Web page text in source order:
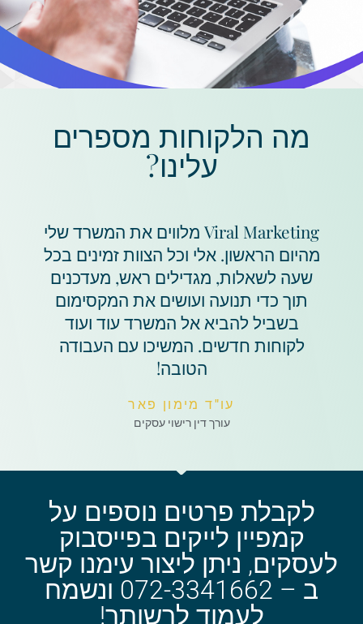
מה הלקוחות מספרים
עלינו?
Viral Marketing מלווים את המשרד שלי
מהיום הראשון. אלי וכל הצוות זמינים בכל
שעה לשאלות, מגדילים ראש, מעדכנים
תוך כדי תנועה ועושים את המקסימום
בשביל להביא אל המשרד עוד ועוד
לקוחות חדשים. המשיכו עם העבודה
הטובה!
עו"ד מימון פאר
עורך דין רישוי עסקים
לקבלת פרטים נוספים על
קמפיין לייקים בפייסבוק
לעסקים, ניתן ליצור עימנו קשר
ב – 072-3341662 ונשמח
לעמוד לרשותך!